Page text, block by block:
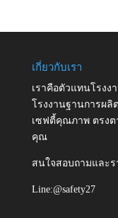
เกี่ยวกับเรา
เราคือตัวแทนโรงง
โรงงานฐานการผลิ
เซฟตี้คุณภาพ ตรงต
คุณ
สนใจสอบถามและร
Line:@safety27